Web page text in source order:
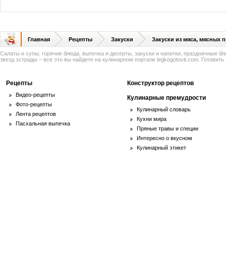
Главная Рецепты Закуски Закуски из мяса, мясных
Салаты и супы, горячие блюда, выпечка и десерты, закуски и напитки, праздничные
звезд эстрады – все это вы найдете на кулинарном портале legkogotovit.com. Готовить
Рецепты
Видео-рецепты
Фото-рецепты
Лента рецептов
Пасхальная выпечка
Конструктор рецептов
Кулинарные премудрости
Кулинарный словарь
Кухни мира
Пряные травы и специи
Интересно о вкусном
Кулинарный этикет